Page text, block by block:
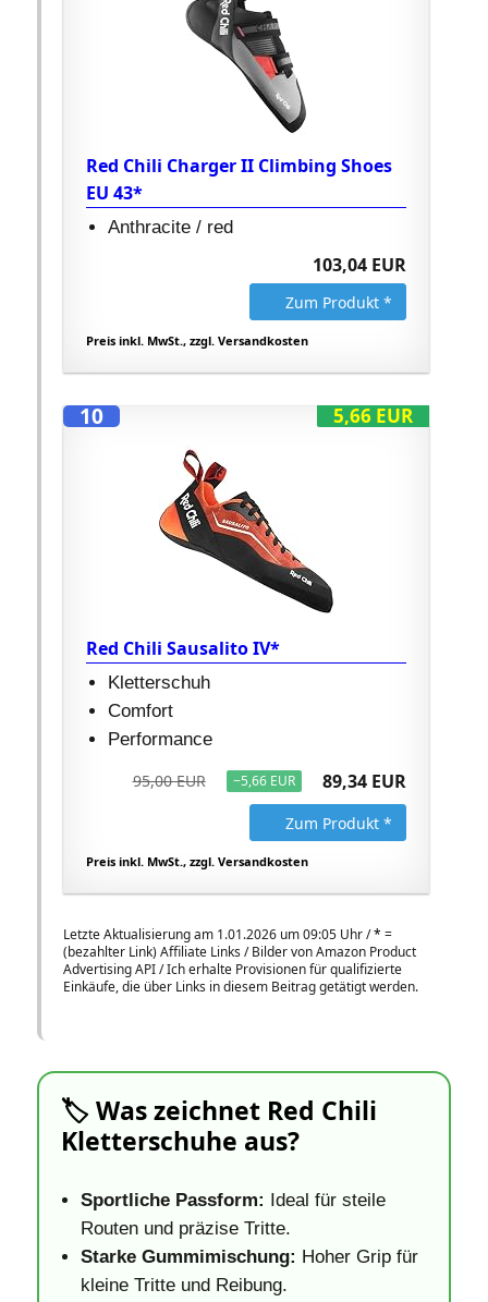
Red Chili Charger II Climbing Shoes
EU 43*
Anthracite / red
103,04 EUR
Zum Produkt *
Preis inkl. MwSt., zzgl. Versandkosten
5,66 EUR
10
Red Chili Sausalito IV*
Kletterschuh
Comfort
Performance
95,00 EUR −5,66 EUR 89,34 EUR
Zum Produkt *
Preis inkl. MwSt., zzgl. Versandkosten
Letzte Aktualisierung am 1.01.2026 um 09:05 Uhr /* =
(bezahlter Link) Affiliate Links / Bilder von Amazon Product
Advertising API / Ich erhalte Provisionen für qualifizierte
Einkäufe, die über Links in diesem Beitrag getätigt werden.
🏷️ Was zeichnet Red Chili
Kletterschuhe aus?
Sportliche Passform:
Ideal für steile
Routen und präzise Tritte.
Starke Gummimischung: Hoher Grip für
kleine Tritte und Reibung.